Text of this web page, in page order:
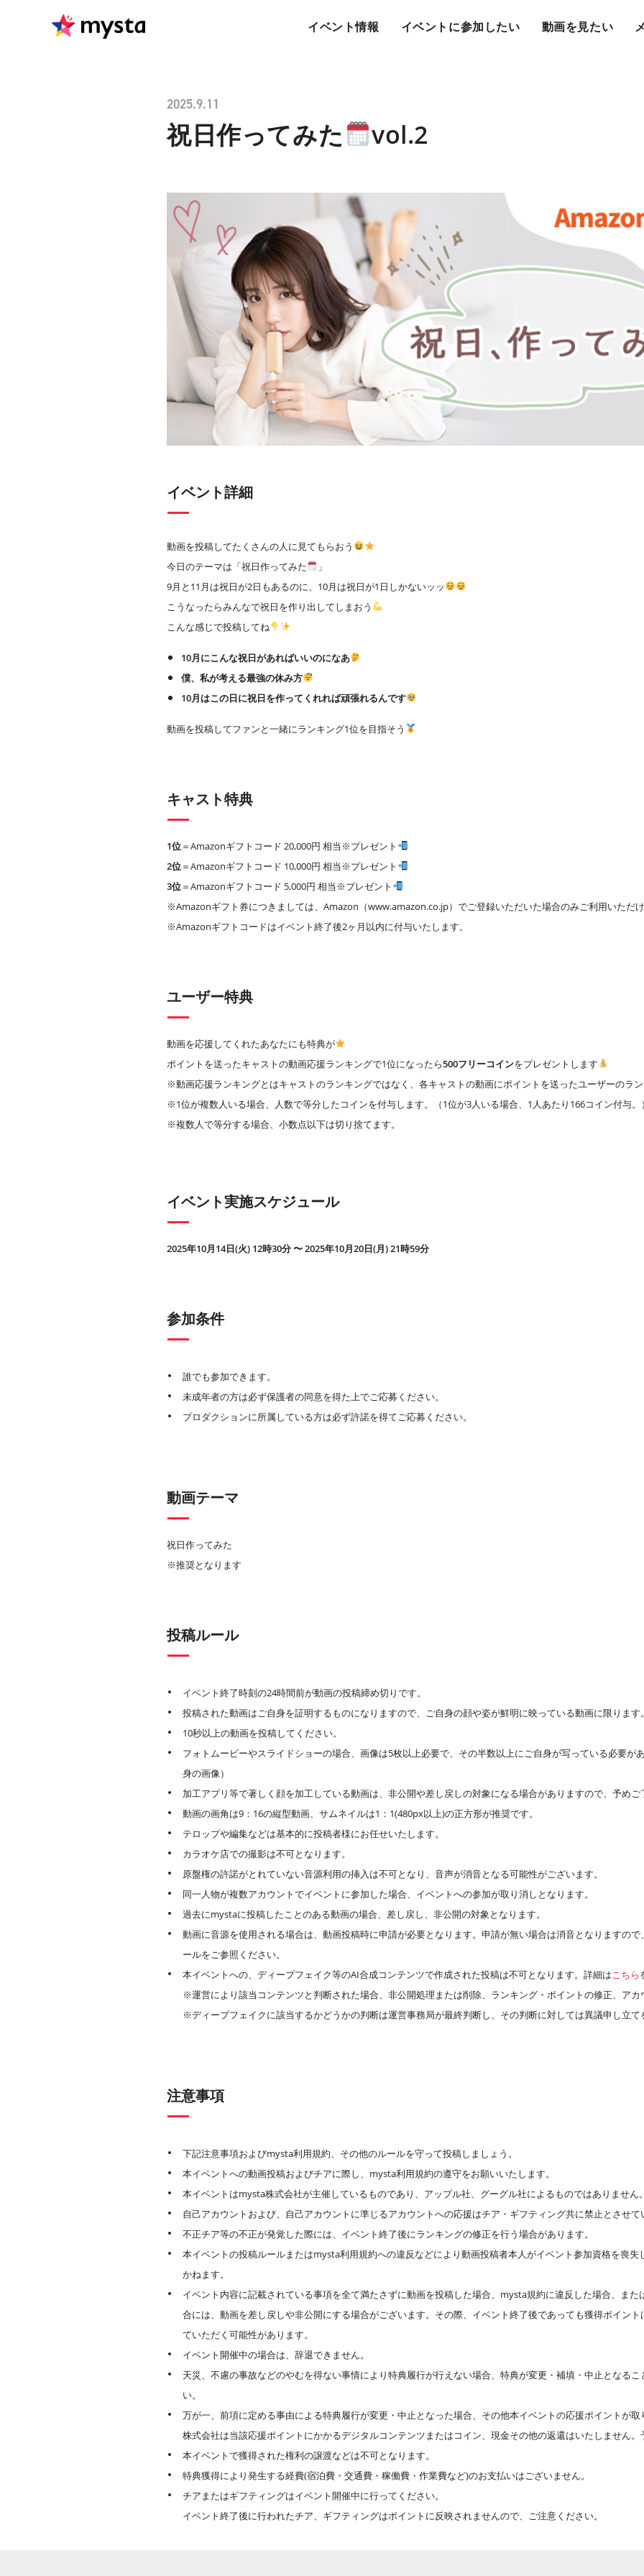
イベント情報 イベントに参加したい 動画を見たい
2025.9.11
祝日作ってみた vol.2
イベント詳細
動画を投稿してたくさんの人に見てもらおう
今日のテーマは「祝日作ってみた
」
9月と11月は祝日が2日もあるのに、10月は祝日が1日しかないッッ
こうなったらみんなで祝日を作り出してしまおう
こんな感じで投稿してね
10月にこんな祝日があればいいのになあ
僕、私が考える最強の休み方
10月はこの日に祝日を作ってくれれば頑張れるんです
動画を投稿してファンと一緒にランキング1位を目指そう
キャスト特典
1位＝Amazonギフトコード 20,000円 相当※プレゼント
2位＝Amazonギフトコード 10,000円 相当※プレゼント
3位＝Amazonギフトコード 5,000円 相当※プレゼント
※Amazonギフト券につきましては、Amazon（www.amazon.co.jp）でご登録いただいた場合のみご利用いただ
※Amazonギフトコードはイベント終了後2ヶ月以内に付与いたします。
ユーザー特典
動画を応援してくれたあなたにも特典が
ポイントを送ったキャストの動画応援ランキングで1位になったら500フリーコインをプレゼントします
※動画応援ランキングとはキャストのランキングではなく、各キャストの動画にポイントを送ったユーザーのラ
※1位が複数人いる場合、人数で等分したコインを付与します。（1位が3人いる場合、1人あたり166コイン付与。
※複数人で等分する場合、小数点以下は切り捨てます。
イベント実施スケジュール
2025年10月14日(火) 12時30分 〜 2025年10月20日(月) 21時59分
参加条件
誰でも参加できます。
未成年者の方は必ず保護者の同意を得た上でご応募ください。
プロダクションに所属している方は必ず許諾を得てご応募ください。
動画テーマ
祝日作ってみた
※推奨となります
投稿ルール
イベント終了時刻の24時間前が動画の投稿締め切りです。
投稿された動画はご自身を証明するものになりますので、ご自身の顔や姿が鮮明に映っている動画に限ります
10秒以上の動画を投稿してください。
フォトムービーやスライドショーの場合、画像は5枚以上必要で、その半数以上にご自身が写っている必要が
身の画像）
加工アプリ等で著しく顔を加工している動画は、非公開や差し戻しの対象になる場合がありますので、予めご
動画の画角は9：16の縦型動画、サムネイルは1：1(480px以上)の正方形が推奨です。
テロップや編集などは基本的に投稿者様にお任せいたします。
カラオケ店での撮影は不可となります。
原盤権の許諾がとれていない音源利用の挿入は不可となり、音声が消音となる可能性がございます。
同一人物が複数アカウントでイベントに参加した場合、イベントへの参加が取り消しとなります。
過去にmystaに投稿したことのある動画の場合、差し戻し、非公開の対象となります。
動画に音源を使用される場合は、動画投稿時に申請が必要となります。申請が無い場合は消音となりますの
ールをご参照ください。
本イベントへの、ディープフェイク等のAI合成コンテンツで作成された投稿は不可となります。詳細はこちら
※運営により該当コンテンツと判断された場合、非公開処理または削除、ランキング・ポイントの修正、ア
※ディープフェイクに該当するかどうかの判断は運営事務局が最終判断し、その判断に対しては異議申し立て
注意事項
下記注意事項およびmysta利用規約、その他のルールを守って投稿しましょう。
本イベントへの動画投稿およびチアに際し、mysta利用規約の遵守をお願いいたします。
本イベントはmysta株式会社が主催しているものであり、アップル社、グーグル社によるものではありません
自己アカウントおよび、自己アカウントに準じるアカウントへの応援はチア・ギフティング共に禁止とさせて
不正チア等の不正が発覚した際には、イベント終了後にランキングの修正を行う場合があります。
本イベントの投稿ルールまたはmysta利用規約への違反などにより動画投稿者本人がイベント参加資格を喪
かねます。
イベント内容に記載されている事項を全て満たさずに動画を投稿した場合、mysta規約に違反した場合、ま
合には、動画を差し戻しや非公開にする場合がございます。その際、イベント終了後であっても獲得ポイン
ていただく可能性があります。
イベント開催中の場合は、辞退できません。
天災、不慮の事故などのやむを得ない事情により特典履行が行えない場合、特典が変更・補填・中止となる
い。
万が一、前項に定める事由による特典履行が変更・中止となった場合、その他本イベントの応援ポイントが
株式会社は当該応援ポイントにかかるデジタルコンテンツまたはコイン、現金その他の返還はいたしません
本イベントで獲得された権利の譲渡などは不可となります。
特典獲得により発生する経費(宿泊費・交通費・稼働費・作業費など)のお支払いはございません。
チアまたはギフティングはイベント開催中に行ってください。
イベント終了後に行われたチア、ギフティングはポイントに反映されませんので、ご注意ください。